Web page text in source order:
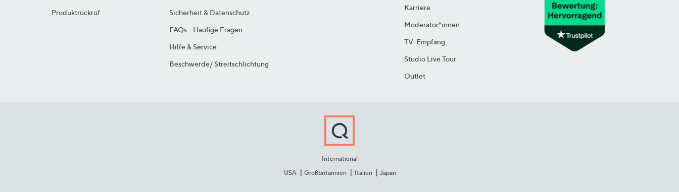
Produktrückruf
Sicherheit & Datenschutz
FAQs - Häufige Fragen
Hilfe & Service
Beschwerde/ Streitschlichtung
Karriere
Moderator*innen
TV-Empfang
Studio Live Tour
Outlet
International
USA
Großbritannien Italien Japan